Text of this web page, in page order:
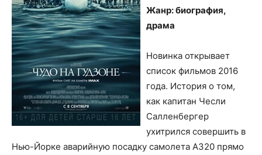
Жанр: биография,
драма
Новинка открывает
список фильмов 2016
года. История о том,
как капитан Чесли
Салленбергер
ухитрился совершить в
Нью-Йорке аварийную посадку самолета A320 прямо